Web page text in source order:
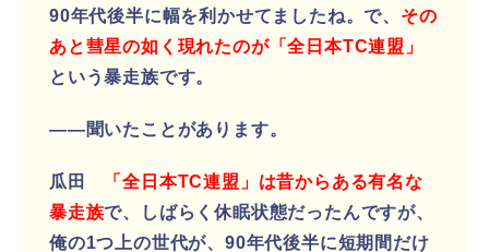
90年代後半に幅を利かせてましたね。で、 その
あと彗星の如く現れたのが「全日本TC連盟」
という暴走族です。
――聞いたことがあります。
瓜田
「全日本TC連盟」は昔からある有名な
暴走族で、しばらく休眠状態だったんですが、
俺の1つ上の世代が、90年代後半に短期間だけ